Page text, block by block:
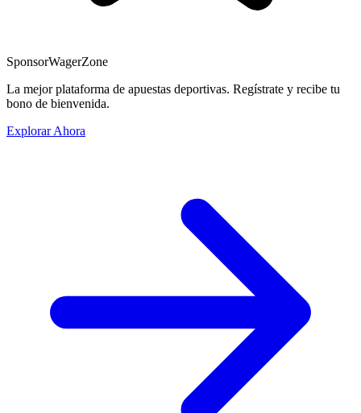
SponsorWagerZone
La mejor plataforma de apuestas deportivas. Regístrate y recibe tu
bono de bienvenida.
Explorar Ahora